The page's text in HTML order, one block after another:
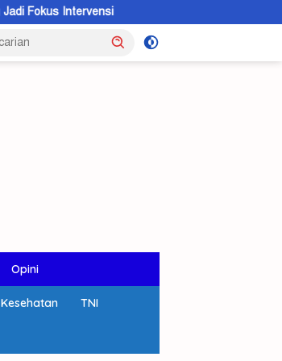
Bandar Ganja Lintas Wilayah Dibekuk di
Opini
Kesehatan TNI